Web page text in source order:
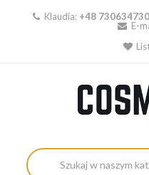
Klaudia: +48 730634730
E-